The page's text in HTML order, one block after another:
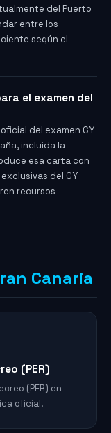
del Puerto
entre los
según el
el examen del
del examen CY
incluida la
esa carta con
del CY
recursos
Canaria
(PER)
(PER) en
oficial.